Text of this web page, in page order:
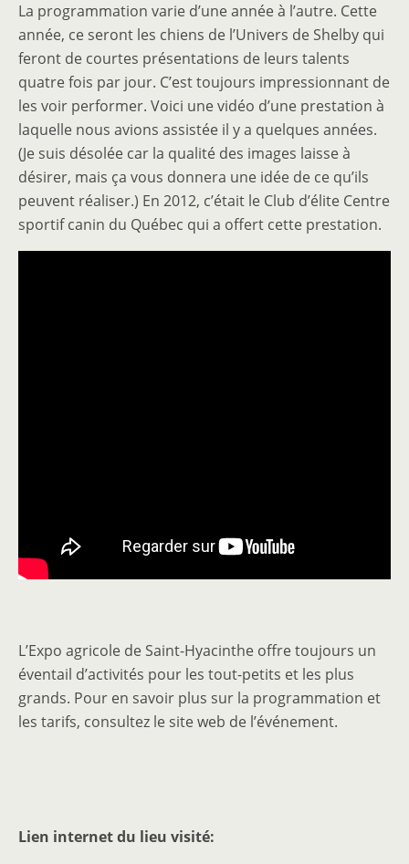
La programmation varie d’une année à l’autre. Cette
année, ce seront les chiens de l’Univers de Shelby qui
feront de courtes présentations de leurs talents
quatre fois par jour. C’est toujours impressionnant de
les voir performer. Voici une vidéo d’une prestation à
laquelle nous avions assistée il y a quelques années.
(Je suis désolée car la qualité des images laisse à
désirer, mais ça vous donnera une idée de ce qu’ils
peuvent réaliser.) En 2012, c’était le Club d’élite Centre
sportif canin du Québec qui a offert cette prestation.
L’Expo agricole de Saint-Hyacinthe offre toujours un
éventail d’activités pour les tout-petits et les plus
grands. Pour en savoir plus sur la programmation et
les tarifs, consultez le site web de l’événement.
Lien internet du lieu visité: